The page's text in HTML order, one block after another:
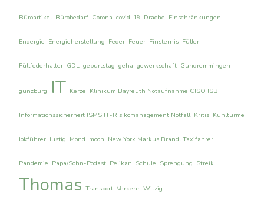
Büroartikel Bürobedarf Corona covid-19 Drache Einschränkungen
Endergie Energieherstellung Feder Feuer Finsternis Füller
Füllfederhalter GDL geburtstag geha gewerkschaft Gundremmingen
günzburg IT Kerze Klinikum Bayreuth Notaufnahme CISO ISB
Informationssicherheit ISMS IT-Risikomanagement Notfall Kritis Kühltürme
lokführer lustig Mond moon New York Markus Brandl Taxifahrer
Pandemie Papa/Sohn-Podast Pelikan Schule Sprengung Streik
Thomas Transport Verkehr Witzig